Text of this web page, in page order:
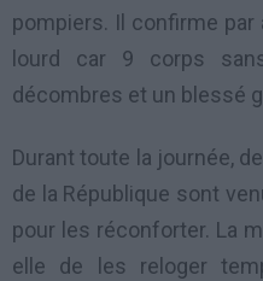
pompiers. Il confirme
lourd car 9 corps
décombres et un blessé
Durant toute la journée,
de la République sont
pour les réconforter. La
elle de les reloger